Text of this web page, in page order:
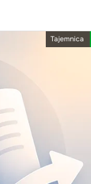
Tajemnica